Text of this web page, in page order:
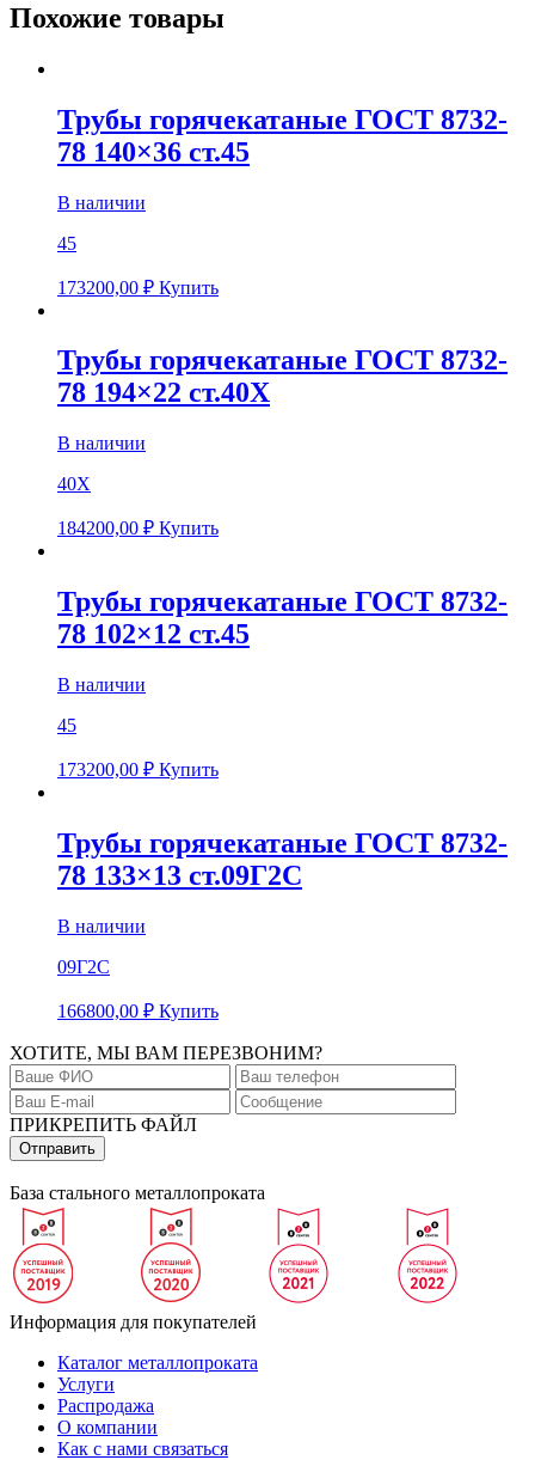
Похожие товары
Трубы горячекатаные ГОСТ 8732-
78 140×36 ст.45
В наличии
45
173200,00 ₽ Купить
Трубы горячекатаные ГОСТ 8732-
78 194×22 ст.40Х
В наличии
40Х
184200,00 ₽ Купить
Трубы горячекатаные ГОСТ 8732-
78 102×12 ст.45
В наличии
45
173200,00 ₽ Купить
Трубы горячекатаные ГОСТ 8732-
78 133×13 ст.09Г2С
В наличии
09Г2С
166800,00 ₽ Купить
ХОТИТЕ, МЫ ВАМ ПЕРЕЗВОНИМ?
ПРИКРЕПИТЬ ФАЙЛ
База стального металлопроката
Информация для покупателей
Каталог металлопроката
Услуги
Распродажа
О компании
Как с нами связаться